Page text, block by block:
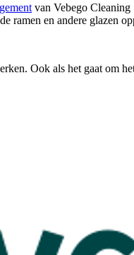
van Vebego
ramen en andere glazen
Ook als het gaat om